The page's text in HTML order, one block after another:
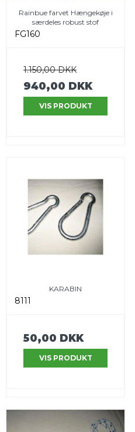
Rainbue farvet Hængekøje i
særdeles robust stof
FG160
1.150,00 DKK
940,00 DKK
VIS PRODUKT
KARABIN
8111
50,00 DKK
VIS PRODUKT